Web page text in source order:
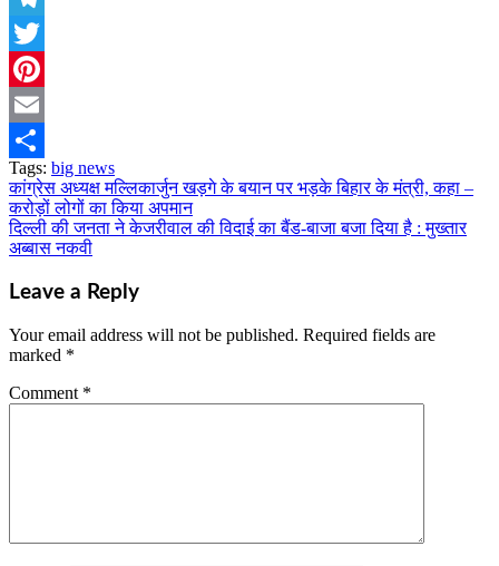
Telegram
Twitter
Pinterest
Email
Share
Tags: big news
Post
navigation
कांग्रेस अध्यक्ष मल्लिकार्जुन खड़गे के बयान पर भड़के बिहार के मंत्री, कहा –
करोड़ों लोगों का किया अपमान
दिल्ली की जनता ने केजरीवाल की विदाई का बैंड-बाजा बजा दिया है : मुख्तार
अब्बास नकवी
Leave a Reply
Your email address will not be published. Required fields are
marked *
Comment *